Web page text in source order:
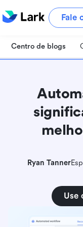
Fale
Centro de blogs
Ryan Tanner
Use